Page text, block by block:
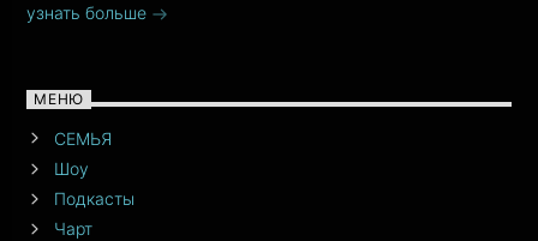
узнать больше
МЕНЮ
СЕМЬЯ
Шоу
Подкасты
Чарт